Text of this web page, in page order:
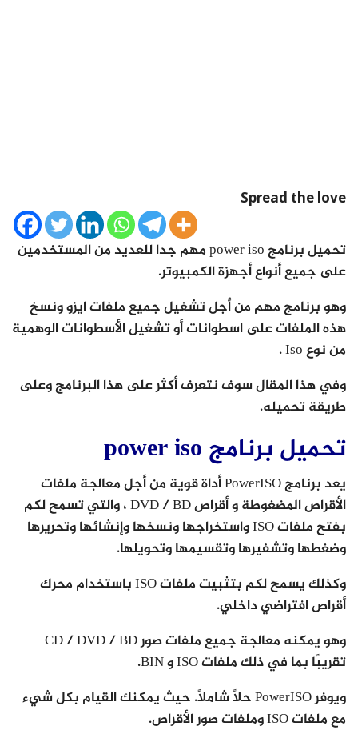
Spread the love
تحميل برنامج power iso مهم جدا للعديد من المستخدمين
على جميع أنواع أجهزة الكمبيوتر.
وهو برنامج مهم من أجل تشغيل جميع ملفات ايزو ونسخ
هذه الملفات على اسطوانات أو تشغيل الأسطوانات الوهمية
من نوع Iso .
وفي هذا المقال سوف نتعرف أكثر على هذا البرنامج وعلى
طريقة تحميله.
تحميل برنامج power iso
يعد برنامج PowerISO أداة قوية من أجل معالجة ملفات
الأقراص المضغوطة و أقراص DVD / BD ، والتي تسمح لكم
بفتح ملفات ISO واستخراجها ونسخها وإنشائها وتحريرها
وضغطها وتشفيرها وتقسيمها وتحويلها.
وكذلك يسمح لكم بتثبيت ملفات ISO باستخدام محرك
أقراص افتراضي داخلي.
وهو يمكنه معالجة جميع ملفات صور CD / DVD / BD
تقريبًا بما في ذلك ملفات ISO و BIN.
ويوفر PowerISO حلاً شاملاً. حيث يمكنك القيام بكل شيء
مع ملفات ISO وملفات صور الأقراص.